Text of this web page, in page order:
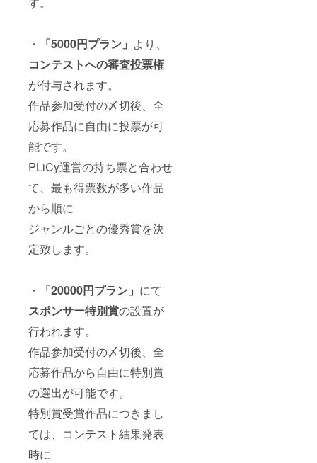
・ 「5000円プラン」 より、
コンテストへの審査投票権
が付与されます。
作品参加受付の〆切後、全
応募作品に自由に投票が可
能です。
PLiCy運営の持ち票と合わせ
て、最も得票数が多い作品
から順に
ジャンルごとの優秀賞を決
定致します。
・ 「20000円プラン」 にて
スポンサー特別賞の設置が
行われます。
作品参加受付の〆切後、全
応募作品から自由に特別賞
の選出が可能です。
特別賞受賞作品につきまし
ては、コンテスト結果発表
時に